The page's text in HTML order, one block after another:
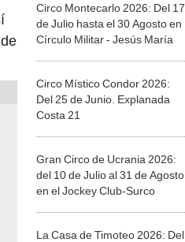
Circo Montecarlo 2026: Del 17
de Julio hasta el 30 Agosto en
Círculo Militar - Jesús María
Circo Místico Condor 2026:
Del 25 de Junio. Explanada
Costa 21
Gran Circo de Ucrania 2026:
del 10 de Julio al 31 de Agosto
en el Jockey Club-Surco
La Casa de Timoteo 2026: Del